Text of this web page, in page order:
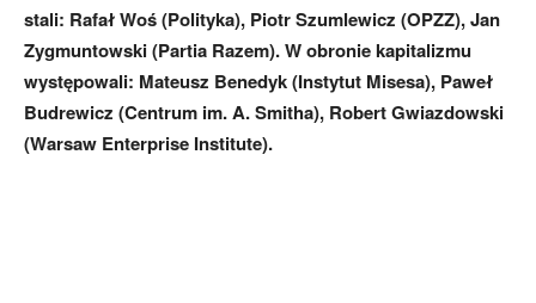
stali: Rafał Woś (Polityka), Piotr Szumlewicz (OPZZ), Jan
Zygmuntowski (Partia Razem). W obronie kapitalizmu
występowali: Mateusz Benedyk (Instytut Misesa), Paweł
Budrewicz (Centrum im. A. Smitha), Robert Gwiazdowski
(Warsaw Enterprise Institute).